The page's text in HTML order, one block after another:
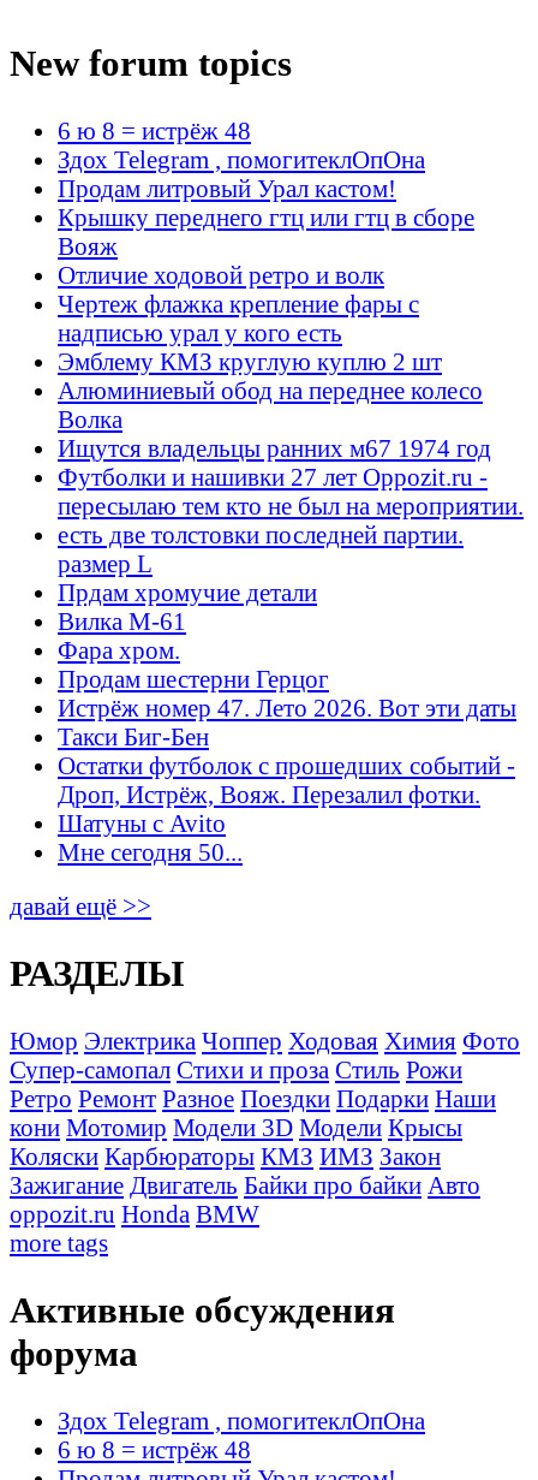
New forum topics
6 ю 8 = истрёж 48
Здох Telegram , помогитеклОпОна
Продам литровый Урал кастом!
Крышку переднего гтц или гтц в сборе
Вояж
Отличие ходовой ретро и волк
Чертеж флажка крепление фары с
надписью урал у кого есть
Эмблему КМЗ круглую куплю 2 шт
Алюминиевый обод на переднее колесо
Волка
Ищутся владельцы ранних м67 1974 год
Футболки и нашивки 27 лет Oppozit.ru -
пересылаю тем кто не был на мероприятии.
есть две толстовки последней партии.
размер L
Прдам хромучие детали
Вилка М-61
Фара хром.
Продам шестерни Герцог
Истрёж номер 47. Лето 2026. Вот эти даты
Такси Биг-Бен
Остатки футболок с прошедших событий -
Дроп, Истрёж, Вояж. Перезалил фотки.
Шатуны с Avito
Мне сегодня 50...
давай ещё >>
РАЗДЕЛЫ
Юмор Электрика Чоппер Ходовая Химия Фото
Супер-самопал Стихи и проза Стиль Рожи
Ретро Ремонт Разное Поездки Подарки Наши
кони Мотомир Модели 3D Модели Крысы
Коляски Карбюраторы КМЗ ИМЗ Закон
Зажигание Двигатель Байки про байки Авто
oppozit.ru Honda BMW
more tags
Активные обсуждения
форума
Здох Telegram , помогитеклОпОна
6 ю 8 = истрёж 48